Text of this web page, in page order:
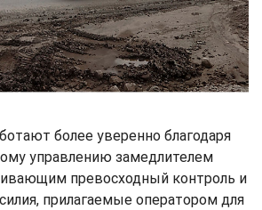
более уверенно благодаря
управлению замедлителем
превосходный контроль и
прилагаемые оператором для